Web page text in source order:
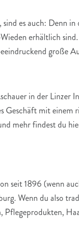
es auch: Denn
erhältlich
große
in der Linzer
Geschäft mit
mehr findest du
seit 1896 (wenn
Wenn du also